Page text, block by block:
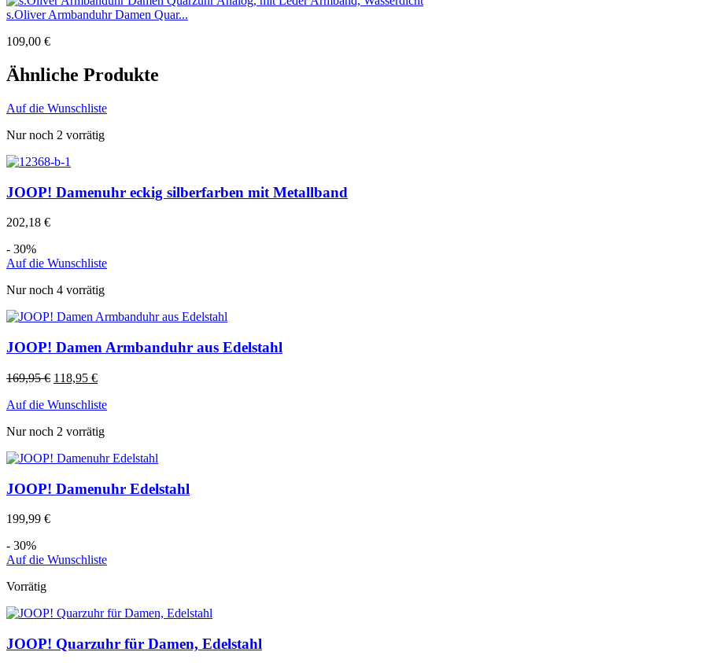
s.Oliver Armbanduhr Damen Quar...
109,00 €
Ähnliche Produkte
Auf die Wunschliste
Nur noch 2 vorrätig
JOOP! Damenuhr eckig silberfarben mit Metallband
202,18 €
- 30%
Auf die Wunschliste
Nur noch 4 vorrätig
JOOP! Damen Armbanduhr aus Edelstahl
169,95€ 118,95 €
Auf die Wunschliste
Nur noch 2 vorrätig
JOOP! Damenuhr Edelstahl
199,99 €
- 30%
Auf die Wunschliste
Vorrätig
JOOP! Quarzuhr für Damen, Edelstahl